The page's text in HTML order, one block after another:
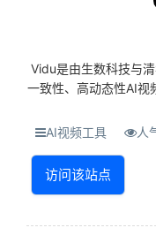
Vidu是由生数科技与
一致性、高动态性AI视
辨率
AI视频工具 人
访问该站点